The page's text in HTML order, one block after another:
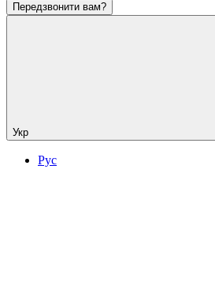
Передзвонити вам?
Укр
Рус